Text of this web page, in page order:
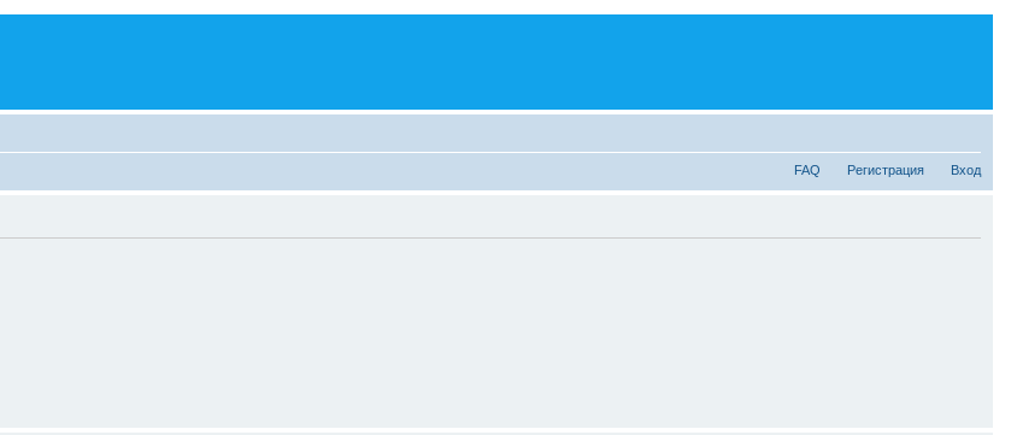
FAQ Регистрация Вход